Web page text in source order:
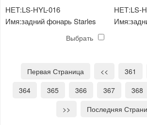
НЕТ:LS-HYL-016
Имя:задний фонарь Starles
Выбрать
НЕТ:LS-
Первая Страница << 361
364
365 366 367 368
>>
Последняя